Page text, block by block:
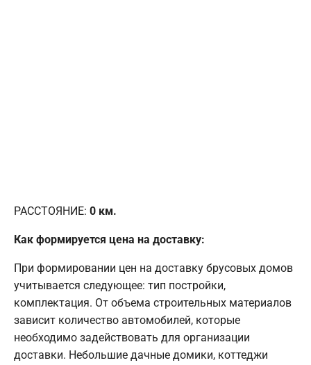
РАССТОЯНИЕ: 0 км.
Как формируется цена на доставку:
При формировании цен на доставку брусовых домов
учитывается следующее: тип постройки,
комплектация. От объема строительных материалов
зависит количество автомобилей, которые
необходимо задействовать для организации
доставки. Небольшие дачные домики, коттеджи